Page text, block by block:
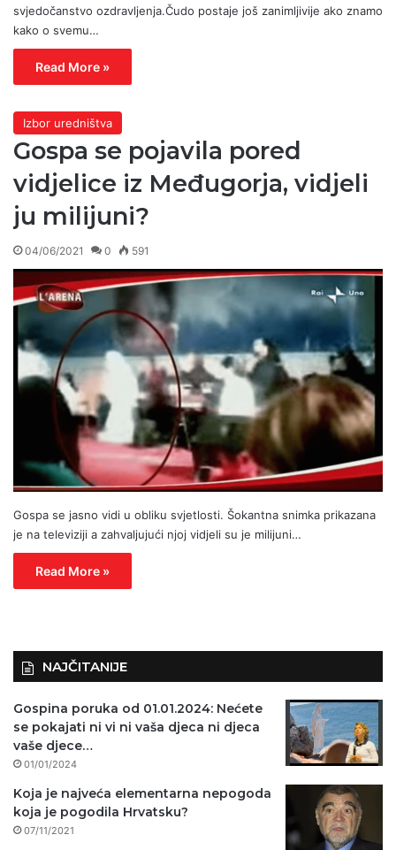
svjedočanstvo ozdravljenja.Čudo postaje još zanimljivije ako znamo
kako o svemu…
Read More »
Izbor uredništva
Gospa se pojavila pored
vidjelice iz Međugorja, vidjeli
ju milijuni?
04/06/2021 0 591
Gospa se jasno vidi u obliku svjetlosti. Šokantna snimka prikazana
je na televiziji a zahvaljujući njoj vidjeli su je milijuni…
Read More »
NAJČITANIJE
Gospina poruka od 01.01.2024: Nećete
se pokajati ni vi ni vaša djeca ni djeca
vaše djece…
01/01/2024
Koja je najveća elementarna nepogoda
koja je pogodila Hrvatsku?
07/11/2021